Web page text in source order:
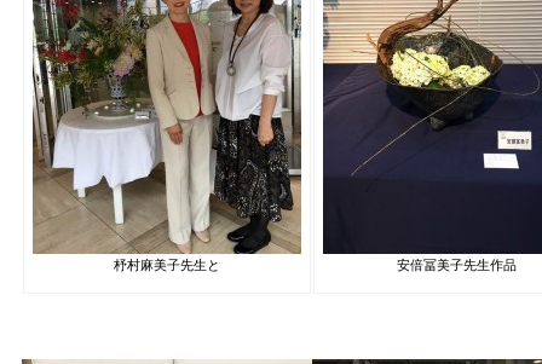
杼村麻美子先生と 安倍冨美子先生作品